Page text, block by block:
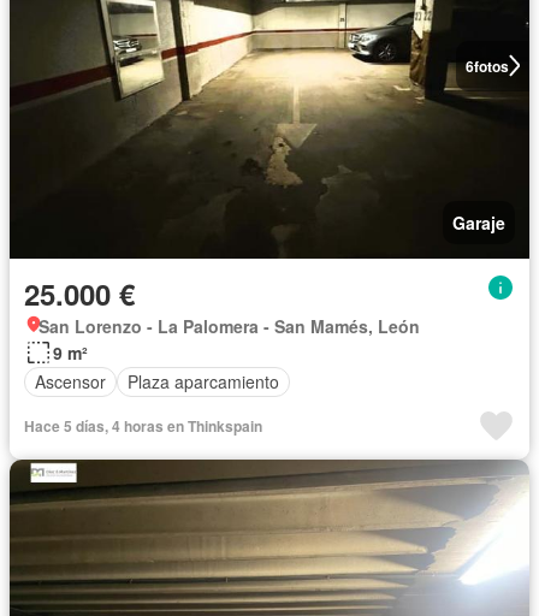
6fotos
Garaje
25.000 €
San Lorenzo - La Palomera - San Mamés, León
9 m²
Ascensor
Plaza aparcamiento
Hace 5 días, 4 horas en Thinkspain